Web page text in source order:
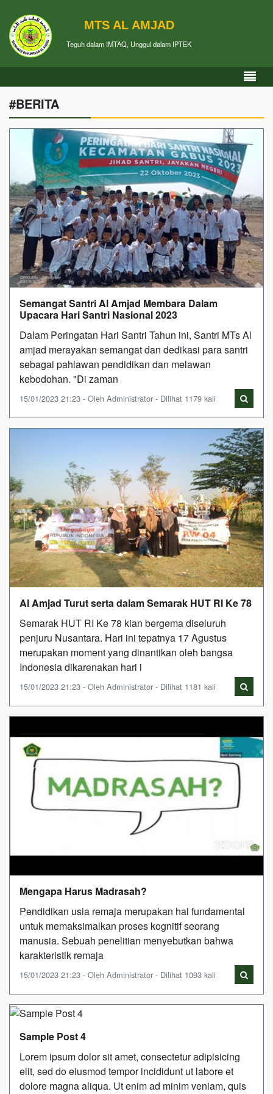
MTS AL AMJAD
Teguh dalam IMTAQ, Unggul dalam IPTEK
#BERITA
Semangat Santri Al Amjad Membara Dalam
Upacara Hari Santri Nasional 2023
Dalam Peringatan Hari Santri Tahun ini, Santri MTs Al
amjad merayakan semangat dan dedikasi para santri
sebagai pahlawan pendidikan dan melawan
kebodohan. "Di zaman
15/01/2023 21:23 - Oleh Administrator - Dilihat 1179 kali
Al Amjad Turut serta dalam Semarak HUT RI Ke 78
Semarak HUT RI Ke 78 kian bergema diseluruh
penjuru Nusantara. Hari ini tepatnya 17 Agustus
merupakan moment yang dinantikan oleh bangsa
Indonesia dikarenakan hari i
15/01/2023 21:23 - Oleh Administrator - Dilihat 1181 kali
Mengapa Harus Madrasah?
Pendidikan usia remaja merupakan hal fundamental
untuk memaksimalkan proses kognitif seorang
manusia. Sebuah penelitian menyebutkan bahwa
karakteristik remaja
15/01/2023 21:23 - Oleh Administrator - Dilihat 1093 kali
Sample Post 4
Lorem ipsum dolor sit amet, consectetur adipisicing
elit, sed do eiusmod tempor incididunt ut labore et
dolore magna aliqua. Ut enim ad minim veniam, quis